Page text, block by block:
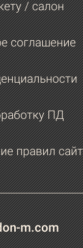
/ салон
соглашение
ПД
правил
m.com